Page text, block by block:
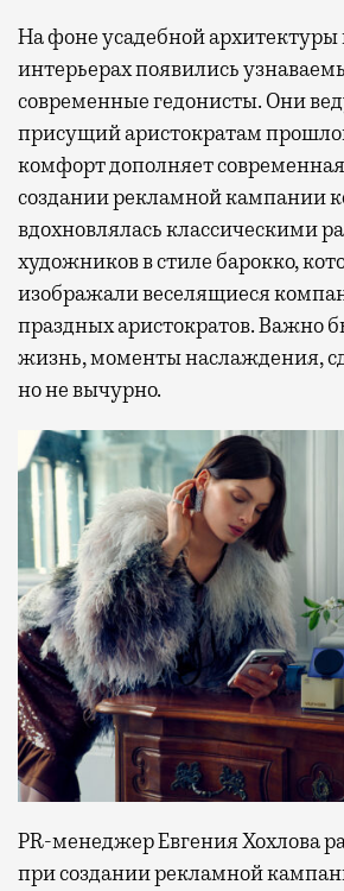
На фоне усадебной архитектуры
интерьерах появились
современные гедонисты. Они
присущий аристократам
комфорт дополняет
создании рекламной кампании
вдохновлялась классическими
художников в стиле барокко,
изображали веселящиеся
праздных аристократов. Важно
жизнь, моменты наслаждения,
но не вычурно.
PR-менеджер Евгения Хохлова
при создании рекламной